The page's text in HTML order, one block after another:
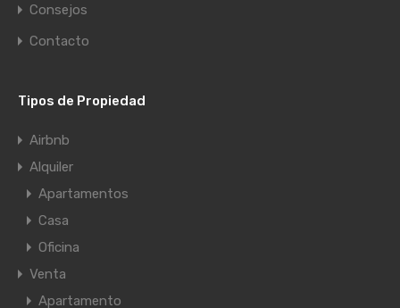
Consejos
Contacto
Tipos de Propiedad
Airbnb
Alquiler
Apartamentos
Casa
Oficina
Venta
Apartamento